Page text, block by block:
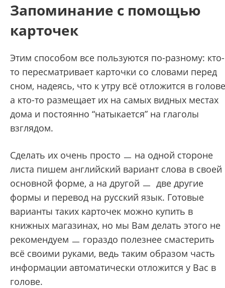
Запоминание с помощью
карточек
Этим способом все пользуются по-разному: кто-
то пересматривает карточки со словами перед
сном, надеясь, что к утру всё отложится в
а кто-то размещает их на самых видных местах
дома и постоянно “натыкается” на глаголы
взглядом.
Сделать их очень просто ㅡ на одной стороне
листа пишем английский вариант слова в своей
основной форме, а на другой ㅡ две другие
формы и перевод на русский язык. Готовые
варианты таких карточек можно купить в
книжных магазинах, но мы Вам делать этого не
рекомендуем ㅡ гораздо полезнее смастерить
всё своими руками, ведь таким образом часть
информации автоматически отложится у Вас в
голове.